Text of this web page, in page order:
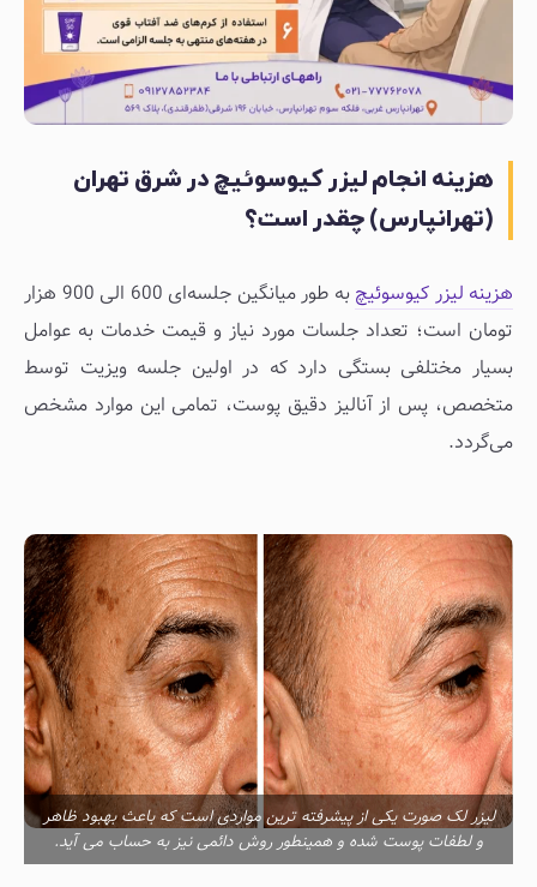
هزینه انجام لیزر کیوسوئیچ در شرق تهران
(تهرانپارس) چقدر است؟
هزینه لیزر کیوسوئیچ
به طور میانگین جلسه‌ای 600 الی 900 هزار
تومان است؛ تعداد جلسات مورد نیاز و قیمت خدمات به عوامل
بسیار مختلفی بستگی دارد که در اولین جلسه ویزیت توسط
متخصص، پس از آنالیز دقیق پوست، تمامی این موارد مشخص
می‌گردد.
لیزر لک صورت یکی از پیشرفته ترین مواردی است که باعث بهبود ظاهر
و لطفات پوست شده و همینطور روش دائمی نیز به حساب می آید.